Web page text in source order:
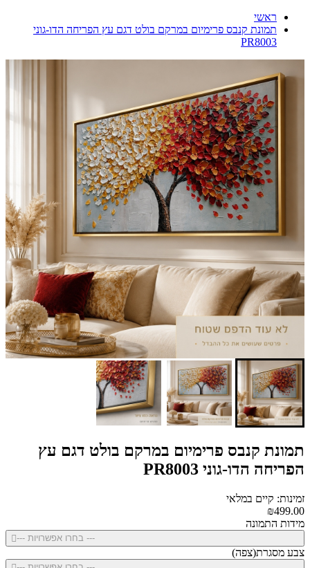
ראשי
תמונת קנבס פרימיום במרקם בולט דגם עץ הפריחה הדו-גוני
PR8003
תמונת קנבס פרימיום במרקם בולט דגם עץ
הפריחה הדו-גוני PR8003
זמינות: קיים במלאי
₪499.00
מידות התמונה
--- בחרו אפשרויות ---
צבע מסגרת(צפה)